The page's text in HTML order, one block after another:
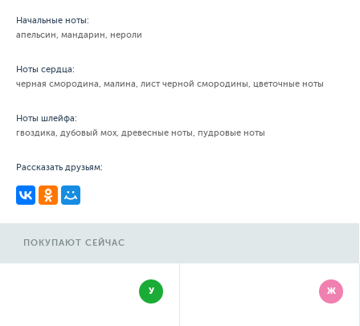
Начальные ноты:
апельсин, мандарин, нероли
Ноты сердца:
черная смородина, малина, лист черной смородины, цветочные ноты
Ноты шлейфа:
гвоздика, дубовый мох, древесные ноты, пудровые ноты
Рассказать друзьям:
ПОКУПАЮТ СЕЙЧАС
У Ж